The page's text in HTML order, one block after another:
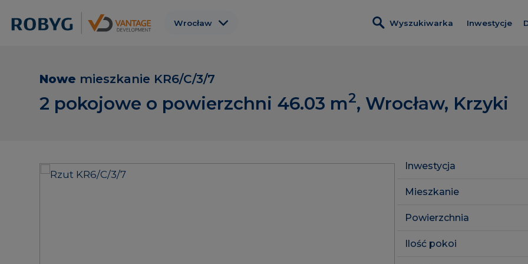
Wrocław
Gdańsk
Poznań
Wyszukiwarka Inwestycje
Apartamenty
Nowe mieszkanie KR6/C/3/7
2 pokojowe o powierzchni 46.03 m2, Wrocław, Krzyki
Inwestycja
Mieszkanie
Powierzchnia
Ilość pokoi